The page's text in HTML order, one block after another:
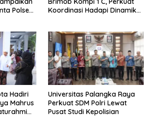
Polsek
Koordinasi Hadapi Dinamika
Hadiri
Mahrus
Universitas Palangka Raya
Perkuat SDM Polri Lewat
Pusat Studi Kepolisian